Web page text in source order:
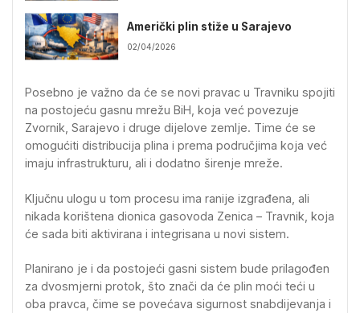
Američki plin stiže u Sarajevo
02/04/2026
Posebno je važno da će se novi pravac u Travniku spojiti
na postojeću gasnu mrežu BiH, koja već povezuje
Zvornik, Sarajevo i druge dijelove zemlje. Time će se
omogućiti distribucija plina i prema područjima koja već
imaju infrastrukturu, ali i dodatno širenje mreže.
Ključnu ulogu u tom procesu ima ranije izgrađena, ali
nikada korištena dionica gasovoda Zenica – Travnik, koja
će sada biti aktivirana i integrisana u novi sistem.
Planirano je i da postojeći gasni sistem bude prilagođen
za dvosmjerni protok, što znači da će plin moći teći u
oba pravca, čime se povećava sigurnost snabdijevanja i